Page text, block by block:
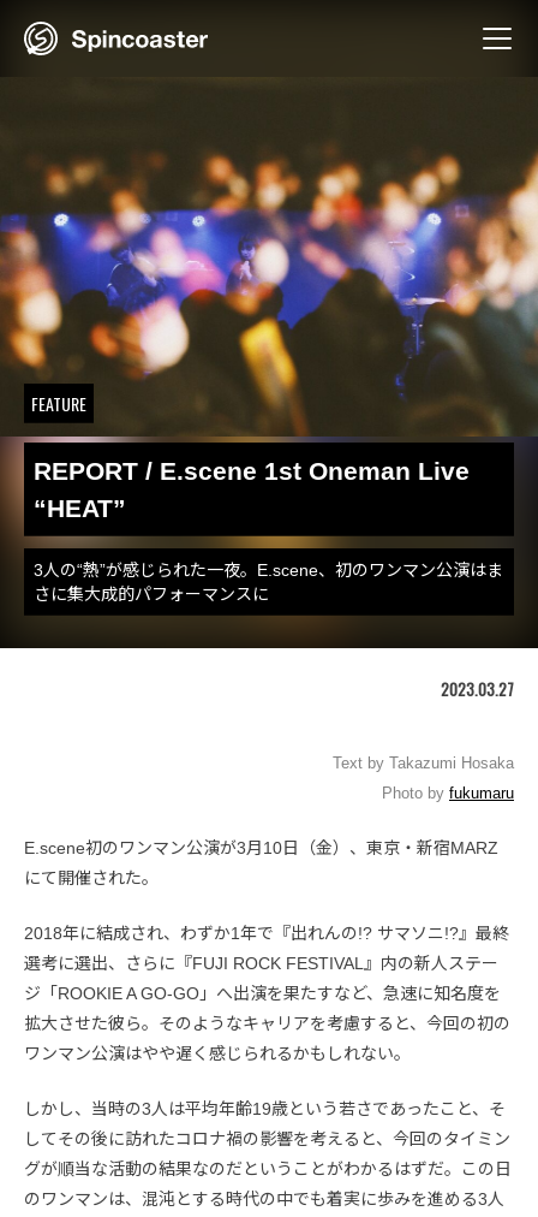
FEATURE
REPORT / E.scene 1st Oneman Live
“HEAT”
3人の“熱”が感じられた一夜。E.scene、初のワンマン公演はま
さに集大成的パフォーマンスに
2023.03.27
Text by Takazumi Hosaka
Photo by fukumaru
E.scene初のワンマン公演が3月10日（金）、東京・新宿MARZ
にて開催された。
2018年に結成され、わずか1年で『出れんの!? サマソニ!?』最終
選考に選出、さらに『FUJI ROCK FESTIVAL』内の新人ステー
ジ「ROOKIE A GO-GO」へ出演を果たすなど、急速に知名度を
拡大させた彼ら。そのようなキャリアを考慮すると、今回の初の
ワンマン公演はやや遅く感じられるかもしれない。
しかし、当時の3人は平均年齢19歳という若さであったこと、そ
してその後に訪れたコロナ禍の影響を考えると、今回のタイミン
グが順当な活動の結果なのだということがわかるはずだ。この日
のワンマンは、混沌とする時代の中でも着実に歩みを進める3人